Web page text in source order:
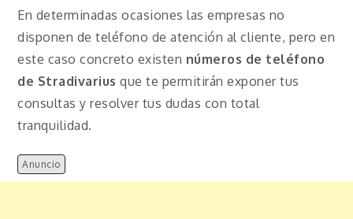
En determinadas ocasiones las empresas no
disponen de teléfono de atención al cliente, pero en
este caso concreto existen números de teléfono
de Stradivariusque te permitirán exponer tus
consultas y resolver tus dudas con total
tranquilidad.
Anuncio